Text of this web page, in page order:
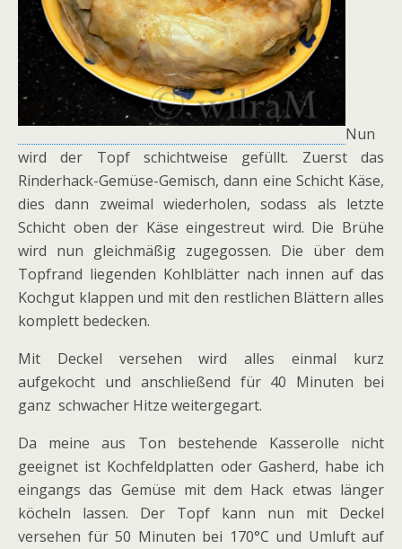
Nun
wird der Topf schichtweise gefüllt. Zuerst das
Rinderhack-Gemüse-Gemisch, dann eine Schicht Käse,
dies dann zweimal wiederholen, sodass als letzte
Schicht oben der Käse eingestreut wird. Die Brühe
wird nun gleichmäßig zugegossen. Die über dem
Topfrand liegenden Kohlblätter nach innen auf das
Kochgut klappen und mit den restlichen Blättern alles
komplett bedecken.
Mit Deckel versehen wird alles einmal kurz
aufgekocht und anschließend für 40 Minuten bei
ganz schwacher Hitze weitergegart.
Da meine aus Ton bestehende Kasserolle nicht
geeignet ist Kochfeldplatten oder Gasherd, habe ich
eingangs das Gemüse mit dem Hack etwas länger
köcheln lassen. Der Topf kann nun mit Deckel
versehen für 50 Minuten bei 170°C und Umluft auf